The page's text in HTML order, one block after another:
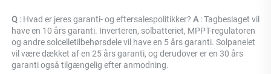
Q : Hvad er jeres garanti- og eftersalespolitikker? A : Tagbeslaget vil
have en 10 års garanti. Inverteren, solbatteriet, MPPT-regulatoren
og andre solcelletilbehørsdele vil have en 5 års garanti. Solpanelet
vil være dækket af en 25 års garanti, og derudover er en 30 års
garanti også tilgængelig efter anmodning.